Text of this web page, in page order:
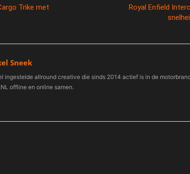
Trike met
Royal Enfield
Sneek
ingestelde allround creative die sinds 2014 actief is in de
offline en online samen.